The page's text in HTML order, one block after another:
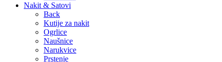
Nakit & Satovi
Back
Kutije za nakit
Ogrlice
Naušnice
Narukvice
Prstenje